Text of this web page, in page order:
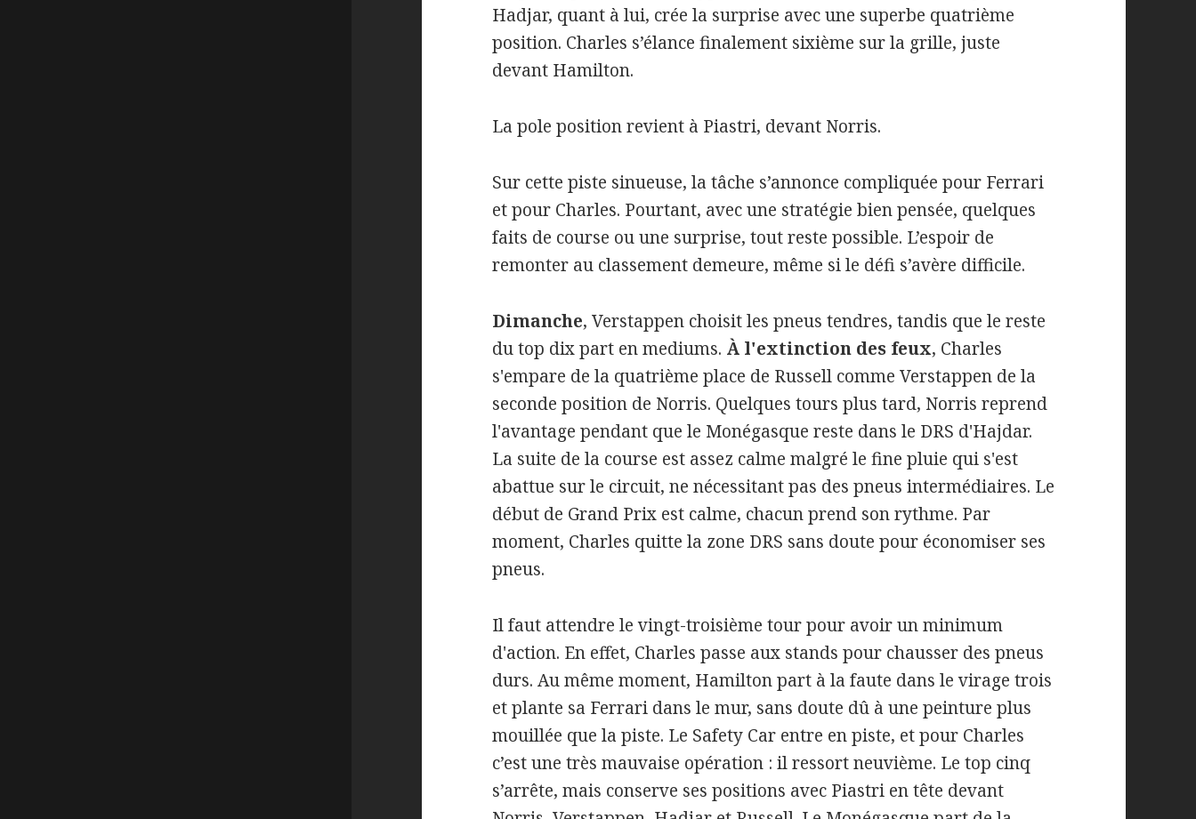
Hadjar, quant à lui, crée la surprise avec une superbe quatrième
position. Charles s’élance finalement sixième sur la grille, juste
devant Hamilton.
La pole position revient à Piastri, devant Norris.
Sur cette piste sinueuse, la tâche s’annonce compliquée pour Ferrari
et pour Charles. Pourtant, avec une stratégie bien pensée, quelques
faits de course ou une surprise, tout reste possible. L’espoir de
remonter au classement demeure, même si le défi s’avère difficile.
Dimanche, Verstappen choisit les pneus tendres, tandis que le reste
du top dix part en mediums. À l'extinction des feux, Charles
s'empare de la quatrième place de Russell comme Verstappen de la
seconde position de Norris. Quelques tours plus tard, Norris reprend
l'avantage pendant que le Monégasque reste dans le DRS d'Hajdar.
La suite de la course est assez calme malgré le fine pluie qui s'est
abattue sur le circuit, ne nécessitant pas des pneus intermédiaires. Le
début de Grand Prix est calme, chacun prend son rythme. Par
moment, Charles quitte la zone DRS sans doute pour économiser ses
pneus.
Il faut attendre le vingt-troisième tour pour avoir un minimum
d'action. En effet, Charles passe aux stands pour chausser des pneus
durs. Au même moment, Hamilton part à la faute dans le virage trois
et plante sa Ferrari dans le mur, sans doute dû à une peinture plus
mouillée que la piste. Le Safety Car entre en piste, et pour Charles
c’est une très mauvaise opération : il ressort neuvième. Le top cinq
s’arrête, mais conserve ses positions avec Piastri en tête devant